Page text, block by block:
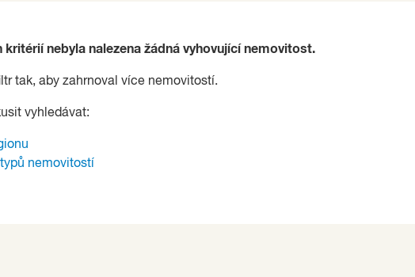
kritérií nebyla nalezena žádná vyhovující nemovitost.
tak, aby zahrnoval více nemovitostí.
vyhledávat:
nemovitostí